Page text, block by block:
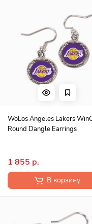
WoLos Angeles Lakers
Round Dangle Earrings
1 855 р.
В корзину